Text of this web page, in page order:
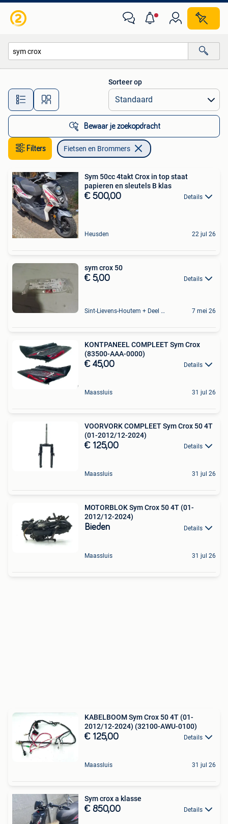
Alle afstanden…
Sorteer op
Bewaar je zoekopdracht
Filters Fietsen en Brommers
Sym 50cc 4takt Crox in top staat
papieren en sleutels B klas
€ 500,00 Details
Heusden 22 jul 26
sym crox 50
€ 5,00 Details
Sint-Lievens-Houtem + Deel Oombergen 7 mei 26
KONTPANEEL COMPLEET Sym Crox
(83500-AAA-0000)
€ 45,00 Details
Maassluis 31 jul 26
VOORVORK COMPLEET Sym Crox 50 4T
(01-2012/12-2024)
€ 125,00 Details
Maassluis 31 jul 26
MOTORBLOK Sym Crox 50 4T (01-
2012/12-2024)
Bieden Details
Maassluis 31 jul 26
KABELBOOM Sym Crox 50 4T (01-
2012/12-2024) (32100-AWU-0100)
€ 125,00 Details
Maassluis 31 jul 26
Sym crox a klasse
€ 850,00 Details